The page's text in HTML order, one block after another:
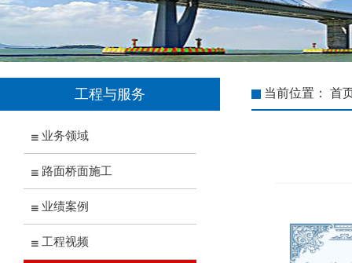
工程与服务
业务领域
路面桥面施工
业绩案例
工程视频
当前位置： 首